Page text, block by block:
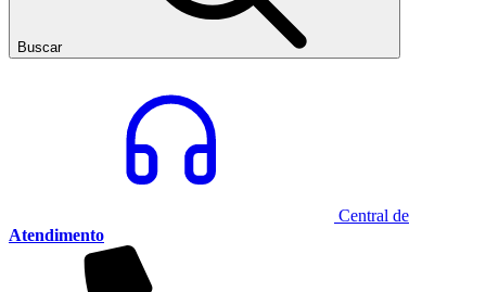
Buscar
Central de
Atendimento